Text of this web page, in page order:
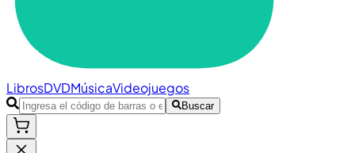
LibrosDVDMúsicaVideojuegos
Buscar